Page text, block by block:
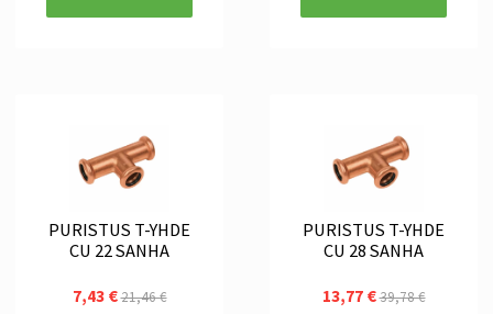
PURISTUS T-YHDE
CU 22 SANHA
7,43 €21,46 €
PURISTUS T-YHDE
CU 28 SANHA
13,77 €39,78 €